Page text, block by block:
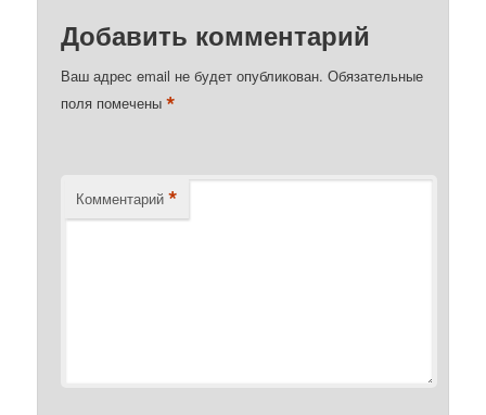
Добавить комментарий
Ваш адрес email не будет опубликован. Обязательные
поля помечены*
Комментарий *